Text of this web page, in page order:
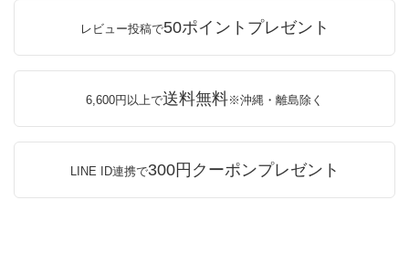
レビュー投稿で50ポイントプレゼント
6,600円以上で送料無料※沖縄・離島除く
LINE ID連携で300円クーポンプレゼント